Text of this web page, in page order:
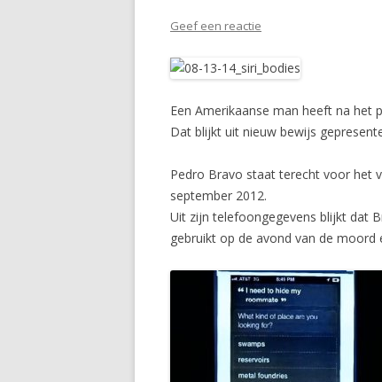
Geef een reactie
Een Amerikaanse man heeft na het
Dat blijkt uit nieuw bewijs
Pedro Bravo staat terecht voor het
september 2012.
Uit zijn telefoongegevens blijkt dat
gebruikt op de avond van de moord